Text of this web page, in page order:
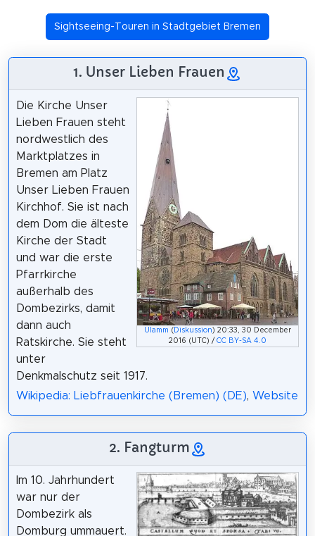
Sightseeing-Touren in Stadtgebiet Bremen
1. Unser Lieben Frauen
Ulamm ( Diskussion ) 20:33, 30 December
2016 (UTC) /CC BY-SA 4.0
Die Kirche Unser
Lieben Frauen steht
nordwestlich des
Marktplatzes in
Bremen am Platz
Unser Lieben Frauen
Kirchhof. Sie ist nach
dem Dom die älteste
Kirche der Stadt
und war die erste
Pfarrkirche
außerhalb des
Dombezirks, damit
dann auch
Ratskirche. Sie steht
unter
Denkmalschutz seit 1917.
Wikipedia: Liebfrauenkirche (Bremen) (DE), Website
2. Fangturm
Im 10. Jahrhundert
war nur der
Dombezirk als
Domburg ummauert.